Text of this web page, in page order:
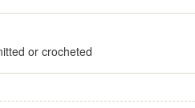
or crocheted